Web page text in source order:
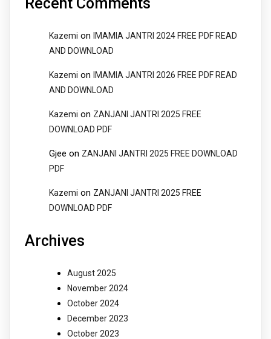
Kazemi on
IMAMIA JANTRI 2024 FREE PDF READ
AND DOWNLOAD
Kazemi on
IMAMIA JANTRI 2026 FREE PDF READ
AND DOWNLOAD
Kazemi on ZANJANI JANTRI 2025 FREE
DOWNLOAD PDF
Gjee on ZANJANI JANTRI 2025 FREE DOWNLOAD
PDF
Kazemi on ZANJANI JANTRI 2025 FREE
DOWNLOAD PDF
Archives
August 2025
November 2024
October 2024
December 2023
October 2023